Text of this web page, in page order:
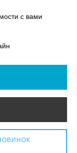
с вами